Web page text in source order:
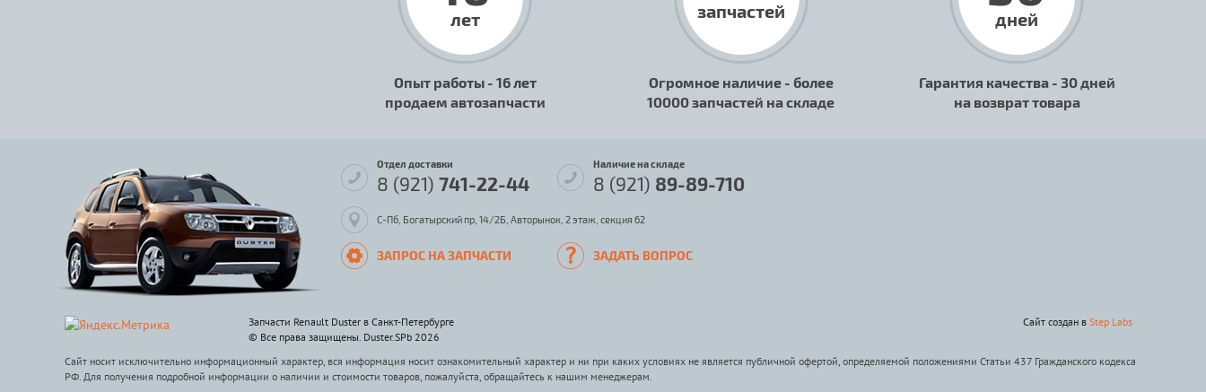
лет
Опыт работы - 16 лет
продаем автозапчасти
запчастей
Огромное наличие - более
10000 запчастей на складе
дней
Гарантия качества - 30 дней
на возврат товара
Отдел доставки
8 (921) 741-22-44
Наличие на складе
8 (921) 89-89-710
С-Пб, Богатырский пр, 14/2Б, Авторынок, 2 этаж, секция 62
ЗАПРОС НА ЗАПЧАСТИ ЗАДАТЬ ВОПРОС
Запчасти Renault Duster в Санкт-Петербурге
© Все права защищены. Duster.SPb 2026
Сайт создан в Step Labs
Сайт носит исключительно информационный характер, вся информация носит ознакомительный характер и ни при каких условиях не является публичной офертой, определяемой положениями Статьи 437 Гражданского кодекса
РФ. Для получения подробной информации о наличии и стоимости товаров, пожалуйста, обращайтесь к нашим менеджерам.